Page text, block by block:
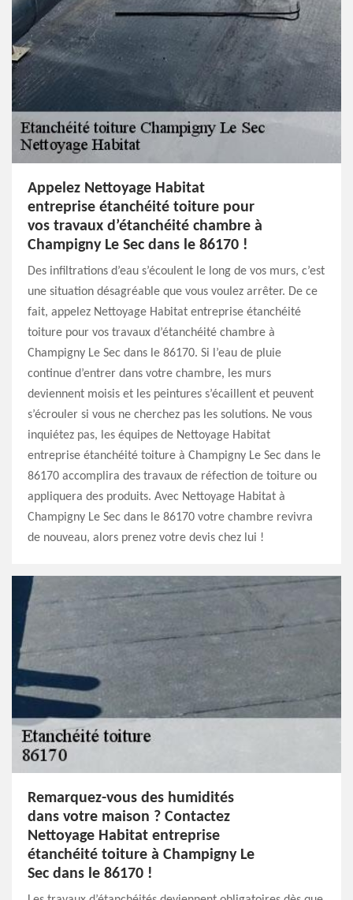
Appelez Nettoyage Habitat
entreprise étanchéité toiture pour
vos travaux d’étanchéité chambre à
Champigny Le Sec dans le 86170 !
Des infiltrations d’eau s’écoulent le long de vos murs, c’est
une situation désagréable que vous voulez arrêter. De ce
fait, appelez Nettoyage Habitat entreprise étanchéité
toiture pour vos travaux d’étanchéité chambre à
Champigny Le Sec dans le 86170. Si l’eau de pluie
continue d’entrer dans votre chambre, les murs
deviennent moisis et les peintures s’écaillent et peuvent
s’écrouler si vous ne cherchez pas les solutions. Ne vous
inquiétez pas, les équipes de Nettoyage Habitat
entreprise étanchéité toiture à Champigny Le Sec dans le
86170 accomplira des travaux de réfection de toiture ou
appliquera des produits. Avec Nettoyage Habitat à
Champigny Le Sec dans le 86170 votre chambre revivra
de nouveau, alors prenez votre devis chez lui !
Remarquez-vous des humidités
dans votre maison ? Contactez
Nettoyage Habitat entreprise
étanchéité toiture à Champigny Le
Sec dans le 86170 !